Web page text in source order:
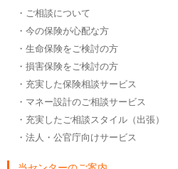
・ご相談について
・今の保険が心配な方
・生命保険をご検討の方
・損害保険をご検討の方
・充実した保険相談サービス
・マネー設計のご相談サービス
・充実したご相談スタイル（出張）
・法人・公官庁向けサービス